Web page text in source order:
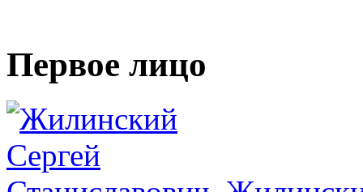
Первое лицо